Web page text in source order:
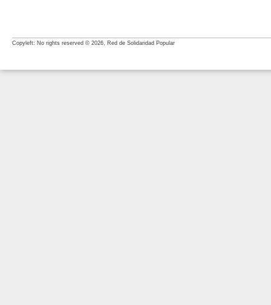
Copyleft: No rights reserved © 2026, Red de Solidaridad Popular